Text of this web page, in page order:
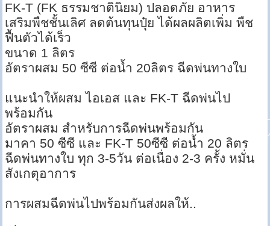
FK-T (FK ธรรมชาตินิยม) ปลอดภัย อาหาร
เสริมพืชชั้นเลิศ ลดต้นทุนปุ๋ย ได้ผลผลิตเพิ่ม พืช
ฟื้นตัวได้เร็ว
ขนาด 1 ลิตร
อัตราผสม 50 ซีซี ต่อน้ำ 20ลิตร ฉีดพ่นทางใบ
แนะนำให้ผสม ไอเอส และ FK-T ฉีดพ่นไป
พร้อมกัน
อัตราผสม สำหรับการฉีดพ่นพร้อมกัน
มาคา 50 ซีซี และ FK-T 50ซีซี ต่อน้ำ 20 ลิตร
ฉีดพ่นทางใบ ทุก 3-5วัน ต่อเนื่อง 2-3 ครั้ง หมั่น
สังเกตุอาการ
การผสมฉีดพ่นไปพร้อมกันส่งผลให้..